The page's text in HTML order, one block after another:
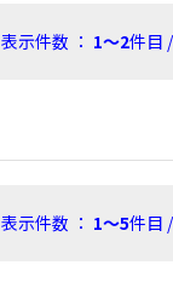
表示件数 ： 1～2件目
表示件数 ： 1～5件目